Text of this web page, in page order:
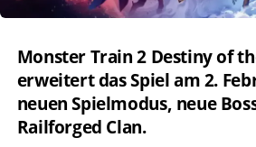
Monster Train 2 Destiny of
erweitert das Spiel am 2.
neuen Spielmodus, neue
Railforged Clan.